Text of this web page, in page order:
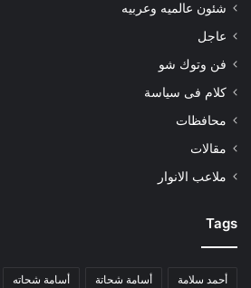
شئون عالميه وعربيه
عاجل
فن وتوك شو
كلام فى سياسة
محافظات
مقالات
ملاعب الانوار
Tags
أحمد سلامة أسامة شحاتة أسامة شحاته